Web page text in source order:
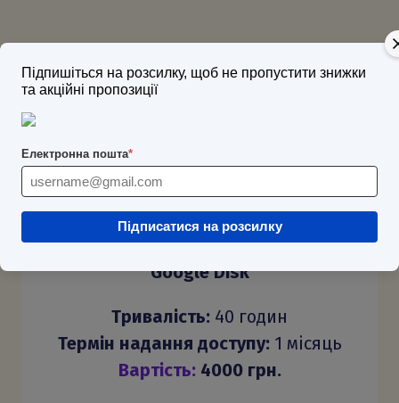
Підпишіться на розсилку, щоб не пропустити знижки
та акційні пропозиції
Електронна пошта*
Підписатися на розсилку
ВІДЕОЗАНЯТТЯ
доступ до відеозанять через
Google Disk
Тривалість: 40 годин
Термін надання доступу: 1 місяць
Вартість: 4000 грн.